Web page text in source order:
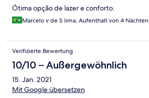
Ótima opção de lazer e conforto.
Marcelo v de S lima, Aufenthalt von 4 Nächten
Verifizierte Bewertung
10/10 – Außergewöhnlich
15. Jan. 2021
Mit Google übersetzen